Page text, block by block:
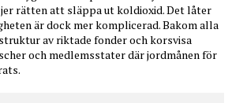
rätten att släppa ut koldioxid. Det låter
är dock mer komplicerad. Bakom alla
av riktade fonder och korsvisa
och medlemsstater där jordmånen för